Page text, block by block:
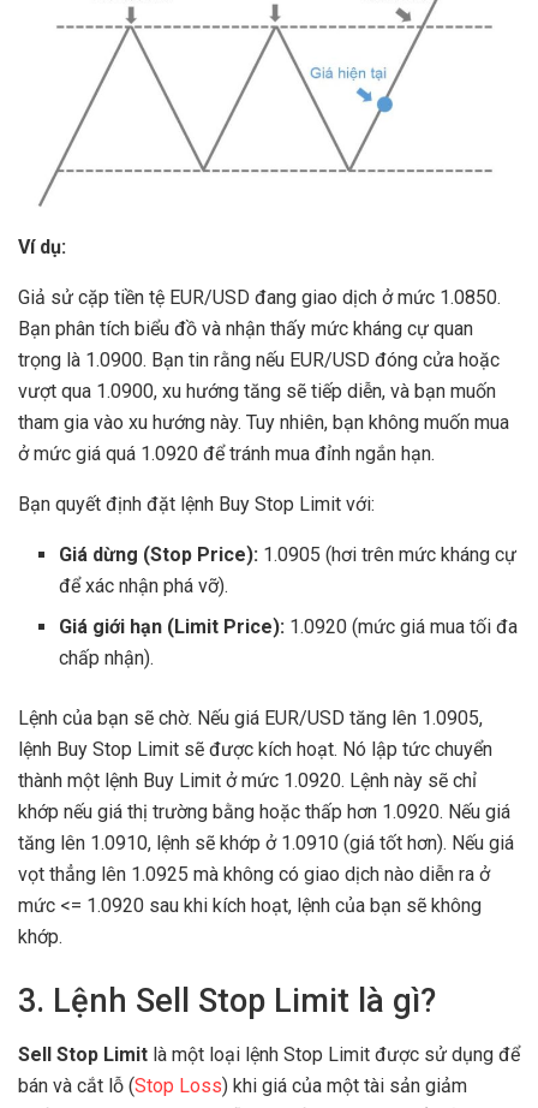
Ví dụ:
Giả sử cặp tiền tệ EUR/USD đang giao dịch ở mức 1.0850.
Bạn phân tích biểu đồ và nhận thấy mức kháng cự quan
trọng là 1.0900. Bạn tin rằng nếu EUR/USD đóng cửa hoặc
vượt qua 1.0900, xu hướng tăng sẽ tiếp diễn, và bạn muốn
tham gia vào xu hướng này. Tuy nhiên, bạn không muốn mua
ở mức giá quá 1.0920 để tránh mua đỉnh ngắn hạn.
Bạn quyết định đặt lệnh Buy Stop Limit với:
Giá dừng (Stop Price): 1.0905 (hơi trên mức kháng cự
để xác nhận phá vỡ).
Giá giới hạn (Limit Price): 1.0920 (mức giá mua tối đa
chấp nhận).
Lệnh của bạn sẽ chờ. Nếu giá EUR/USD tăng lên 1.0905,
lệnh Buy Stop Limit sẽ được kích hoạt. Nó lập tức chuyển
thành một lệnh Buy Limit ở mức 1.0920. Lệnh này sẽ chỉ
khớp nếu giá thị trường bằng hoặc thấp hơn 1.0920. Nếu giá
tăng lên 1.0910, lệnh sẽ khớp ở 1.0910 (giá tốt hơn). Nếu giá
vọt thẳng lên 1.0925 mà không có giao dịch nào diễn ra ở
mức <= 1.0920 sau khi kích hoạt, lệnh của bạn sẽ không
khớp.
3. Lệnh Sell Stop Limit là gì?
Sell Stop Limit là một loại lệnh Stop Limit được sử dụng để
bán và cắt lỗ (Stop Loss) khi giá của một tài sản giảm